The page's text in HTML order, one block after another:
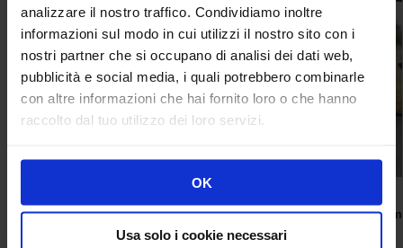
analizzare il nostro traffico. Condividiamo inoltre
informazioni sul modo in cui utilizzi il nostro sito con i
nostri partner che si occupano di analisi dei dati web,
pubblicità e social media, i quali potrebbero combinarle
con altre informazioni che hai fornito loro o che hanno
raccolto dal tuo utilizzo dei loro servizi.
OK
Usa solo i cookie necessari
Bandiere Promozionali Desk Blenheim